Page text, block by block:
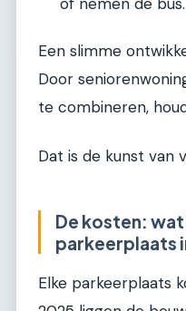
Een slimme
Door
te combineren,
Dat is de kunst van
De kosten:
parkeerplaats
Elke parkeerplaats